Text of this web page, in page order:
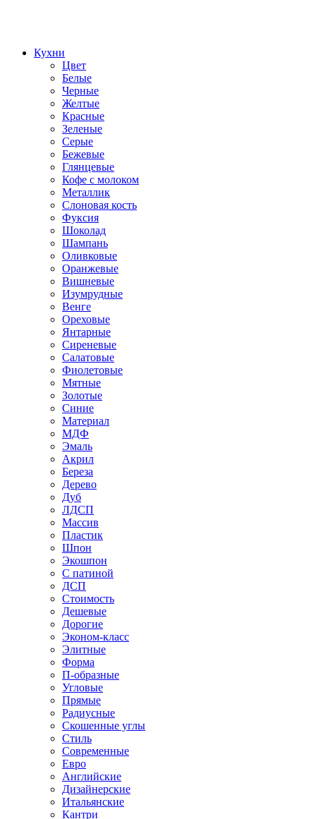
Кухни
Цвет
Белые
Черные
Желтые
Красные
Зеленые
Серые
Бежевые
Глянцевые
Кофе с молоком
Металлик
Слоновая кость
Фуксия
Шоколад
Шампань
Оливковые
Оранжевые
Вишневые
Изумрудные
Венге
Ореховые
Янтарные
Сиреневые
Салатовые
Фиолетовые
Мятные
Золотые
Синие
Материал
МДФ
Эмаль
Акрил
Береза
Дерево
Дуб
ЛДСП
Массив
Пластик
Шпон
Экошпон
С патиной
ДСП
Стоимость
Дешевые
Дорогие
Эконом-класс
Элитные
Форма
П-образные
Угловые
Прямые
Радиусные
Скошенные углы
Стиль
Современные
Евро
Английские
Дизайнерские
Итальянские
Кантри